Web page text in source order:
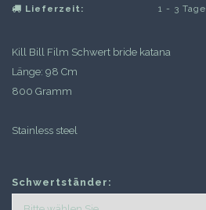
Lieferzeit:
1 - 3 Tage
Kill Bill Film Schwert bride katana
Länge: 98 Cm
800 Gramm
Stainless steel
Schwertständer: